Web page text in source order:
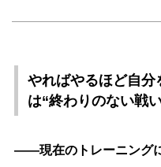
ればやるほど自分
は“終わりのない戦
――現在のトレーニング